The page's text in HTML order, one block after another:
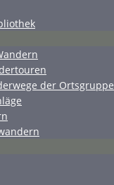
der Ortsgruppe